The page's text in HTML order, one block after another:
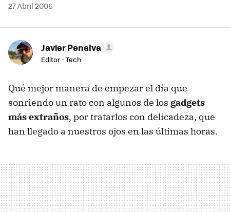
27 Abril 2006
Javier Penalva
Editor - Tech
Qué mejor manera de empezar el día que
sonriendo un rato con algunos de los gadgets
más extraños, por tratarlos con delicadeza, que
han llegado a nuestros ojos en las últimas horas.